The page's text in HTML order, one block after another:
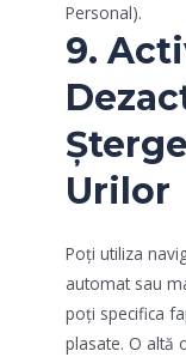
Personal).
9.
Urilor
Poți utiliza
automat sau
poți specifica
plasate. O altă